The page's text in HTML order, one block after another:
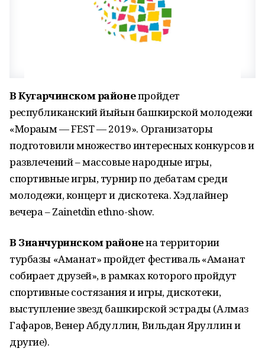
В Кугарчинском районепройдет
республиканский йыйын башкирской молодежи
«Мораҙым — FEST — 2019». Организаторы
подготовили множество интересных конкурсов и
развлечений – массовые народные игры,
спортивные игры, турнир по дебатам среди
молодежи, концерт и дискотека. Хэдлайнер
вечера – Zainetdin ethno-show.
В Зианчуринском районена территории
турбазы «Аманат» пройдет фестиваль «Аманат
собирает друзей», в рамках которого пройдут
спортивные состязания и игры, дискотеки,
выступление звезд башкирской эстрады (Алмаз
Гафаров, Венер Абдуллин, Вильдан Яруллин и
другие).